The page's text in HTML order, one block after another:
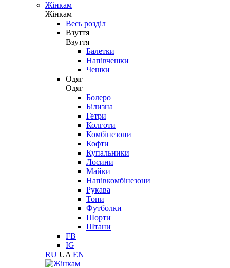
Жінкам
Жінкам
Весь розділ
Взуття
Взуття
Балетки
Напівчешки
Чешки
Одяг
Одяг
Болеро
Білизна
Гетри
Колготи
Комбінезони
Кофти
Купальники
Лосини
Майки
Напівкомбінезони
Рукава
Топи
Футболки
Шорти
Штани
FB
IG
RU UA EN